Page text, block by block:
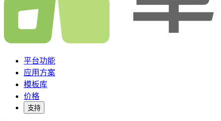
平台功能
应用方案
模板库
价格
支持